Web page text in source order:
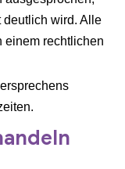
wird. Alle
einem rechtlichen